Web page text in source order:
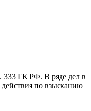
333 ГК РФ. В ряде дел в
действия по взысканию